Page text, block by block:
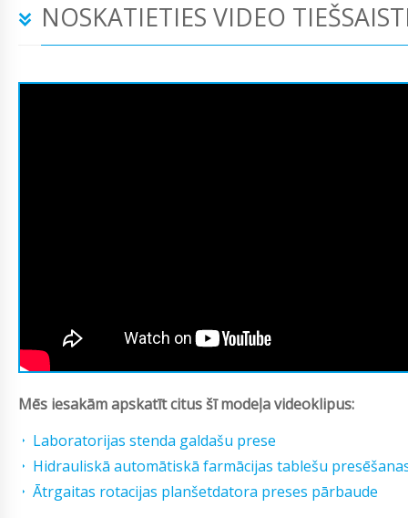
NOSKATIETIES VIDEO
Mēs iesakām apskatīt citus šī modeļa videoklipus:
Laboratorijas stenda galdašu prese
Hidrauliskā automātiskā farmācijas tablešu
Ātrgaitas rotacijas planšetdatora preses pārbaude